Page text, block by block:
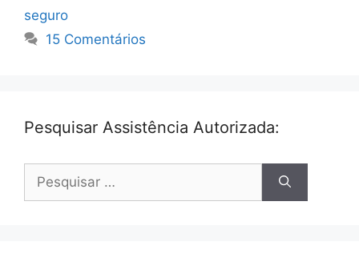
seguro
15 Comentários
Pesquisar Assistência Autorizada:
por: